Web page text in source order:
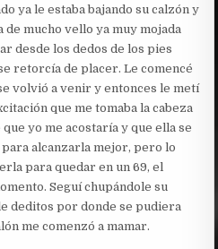
ya le estaba bajando su calzón y
mucho vello ya muy mojada
desde los dedos de los pies
retorcía de placer. Le comencé
volvió a venir y entonces le metí
que me tomaba la cabeza
yo me acostaría y que ella se
alcanzarla mejor, pero lo
para quedar en un 69, el
Seguí chupándole su
deditos por donde se pudiera
me comenzó a mamar.